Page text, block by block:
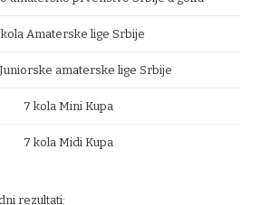
kola Amaterske lige Srbije
amaterske lige Srbije
7 kola Mini Kupa
7 kola Midi Kupa
rezultati: